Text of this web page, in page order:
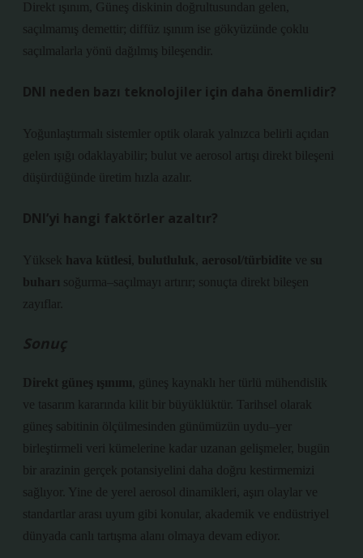
Direkt ışınım, Güneş diskinin doğrultusundan gelen,
saçılmamış demettir; diffüz ışınım ise gökyüzünde çoklu
saçılmalarla yönü dağılmış bileşendir.
DNI neden bazı teknolojiler için daha önemlidir?
Yoğunlaştırmalı sistemler optik olarak yalnızca belirli açıdan
gelen ışığı odaklayabilir; bulut ve aerosol artışı direkt bileşeni
düşürdüğünde üretim hızla azalır.
DNI’yi hangi faktörler azaltır?
Yüksek hava kütlesi bulutluluk aerosol/türbidite ve su
buharı soğurma–saçılmayı artırır; sonuçta direkt bileşen
zayıflar.
Sonuç
Direkt güneş ışınımı , güneş kaynaklı her türlü mühendislik
ve tasarım kararında kilit bir büyüklüktür. Tarihsel olarak
güneş sabitinin ölçülmesinden günümüzün uydu–yer
birleştirmeli veri kümelerine kadar uzanan gelişmeler, bugün
bir arazinin gerçek potansiyelini daha doğru kestirmemizi
sağlıyor. Yine de yerel aerosol dinamikleri
, aşırı olaylar ve
standartlar arası uyum gibi konular, akademik ve endüstriyel
dünyada canlı tartışma alanı olmaya devam ediyor.